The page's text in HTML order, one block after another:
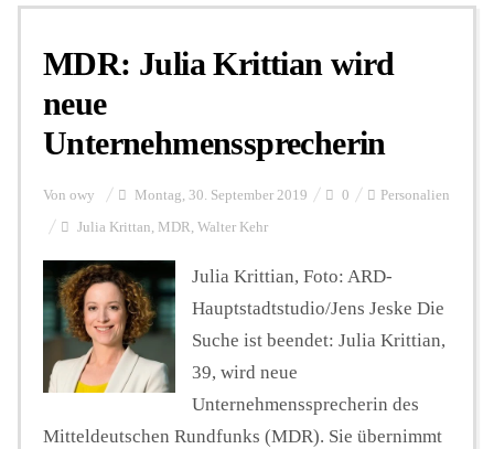
Personalien
Hintergrund
FUNKTURM-Beiträge
Podcast
Seminare
MDR: Julia Krittian wird
neue
Unternehmenssprecherin
Von owy Montag, 30. September 2019 0 Personalien
Julia Krittan, MDR, Walter Kehr
Julia Krittian, Foto: ARD-
Hauptstadtstudio/Jens Jeske Die
Suche ist beendet: Julia Krittian,
39, wird neue
Unternehmenssprecherin des
Mitteldeutschen Rundfunks (MDR). Sie übernimmt